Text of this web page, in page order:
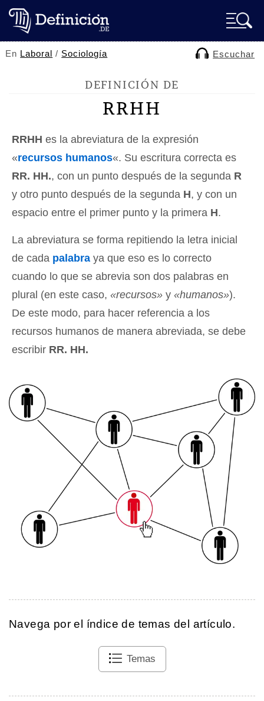
En Laboral / Sociología Escuchar
DEFINICIÓN DE
RRHH
RRHH es la abreviatura de la expresión
«recursos humanos«. Su escritura correcta es
RR. HH., con un punto después de la segunda R
y otro punto después de la segunda H, y con un
espacio entre el primer punto y la primera H.
La abreviatura se forma repitiendo la letra inicial
de cada palabra ya que eso es lo correcto
cuando lo que se abrevia son dos palabras en
plural (en este caso, «recursos» y «humanos»).
De este modo, para hacer referencia a los
recursos humanos de manera abreviada, se debe
escribir RR. HH.
Navega por el índice de temas del artículo.
Temas